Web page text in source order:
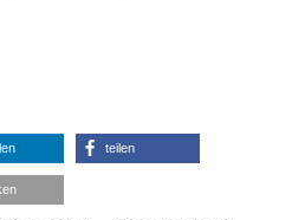
teilen